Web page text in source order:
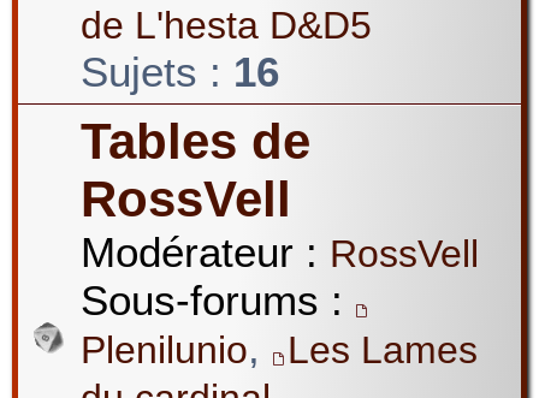
de L'hesta D&D5
Sujets : 16
Tables de
RossVell
Modérateur : RossVell
Sous-forums :
Plenilunio,
Les Lames